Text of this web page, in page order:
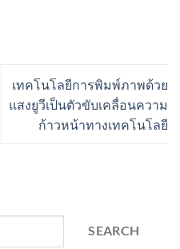
เทคโนโลยีการพิมพ์ภาพด้วย
แสงยูวีเป็นตัวขับเคลื่อนความ
ก้าวหน้าทางเทคโนโลยี
SEARCH